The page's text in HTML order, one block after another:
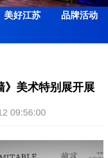
美好江苏
品牌活动
》美术特别展开展
09:56:00